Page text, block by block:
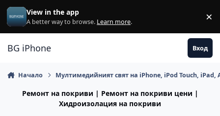
Премини към съдържанието
View in the app
A better way to browse. Learn more. ×
BG iPhone Вход
Начало Мултимедийният свят на iPhone, iPod Touch, iPad,
Ремонт на покриви | Ремонт на покриви цени |
Хидроизолация на покриви